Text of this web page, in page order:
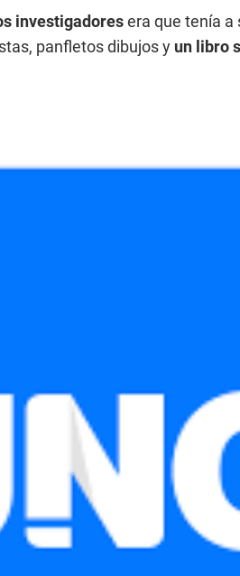
investigadoresera que tenía a
panfletos dibujos y un libro